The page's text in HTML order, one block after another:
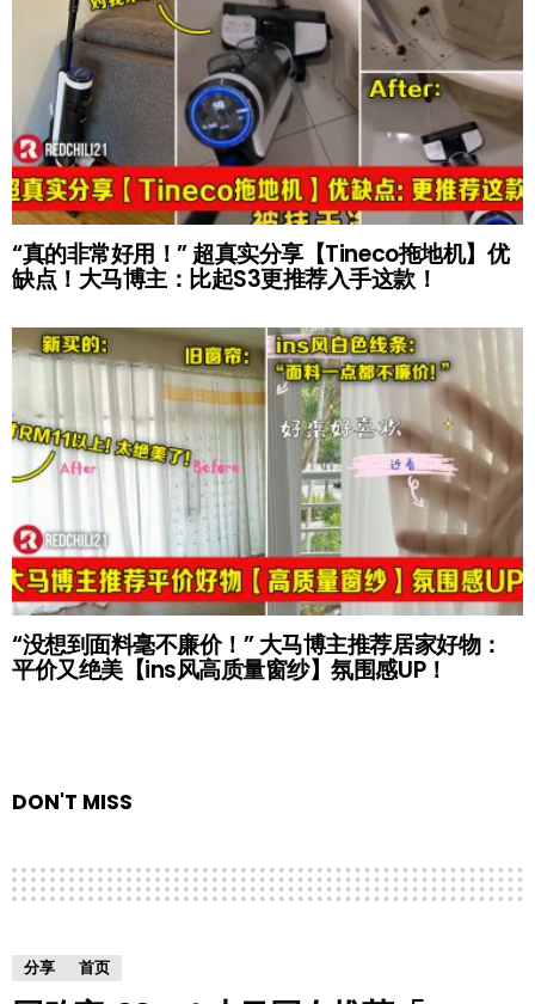
“真的非常好用！” 超真实分享【Tineco拖地机】优
缺点！大马博主：比起S3更推荐入手这款！
“没想到面料毫不廉价！” 大马博主推荐居家好物：
平价又绝美【ins风高质量窗纱】氛围感UP！
DON'T MISS
分享 首页